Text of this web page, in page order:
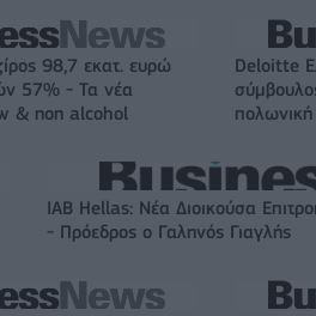
98,7 εκατ. ευρώ
57% - Τα νέα
& non alcohol
Deloitte
IAB Hellas: Νέα Διοικούσα
- Πρόεδρος ο Γαληνός Γιαγλής